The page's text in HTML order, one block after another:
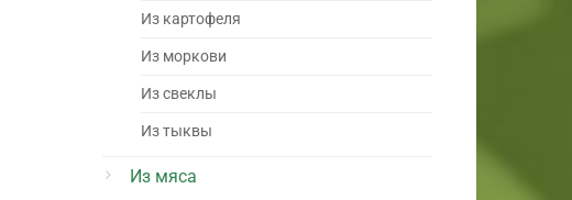
Из картофеля
Из моркови
Из свеклы
Из тыквы
Из мяса